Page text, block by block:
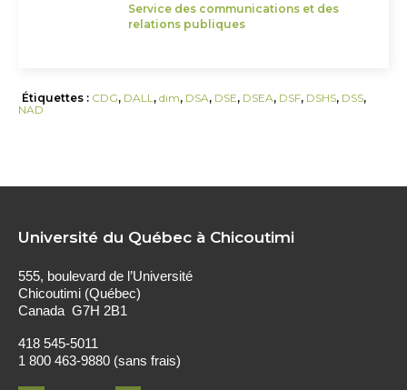
Service des communications et des
relations publiques
Étiquettes : CDG, DALL ,dim, DSA, DSE, DSEA, DSF, DSHS, DSS,
NAD
Université du Québec à Chicoutimi
555, boulevard de l’Université
Chicoutimi (Québec)
Canada G7H 2B1
418 545-5011
1 800 463-9880 (sans frais)